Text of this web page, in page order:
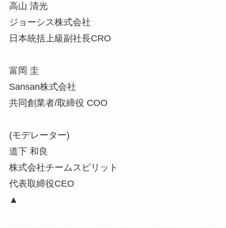
高山 清光
ジョーシス株式会社
日本統括上級副社長CRO
富岡 圭
Sansan株式会社
共同創業者/取締役 COO
(モデレーター)
道下 和良
株式会社チームスピリット
代表取締役CEO
▲